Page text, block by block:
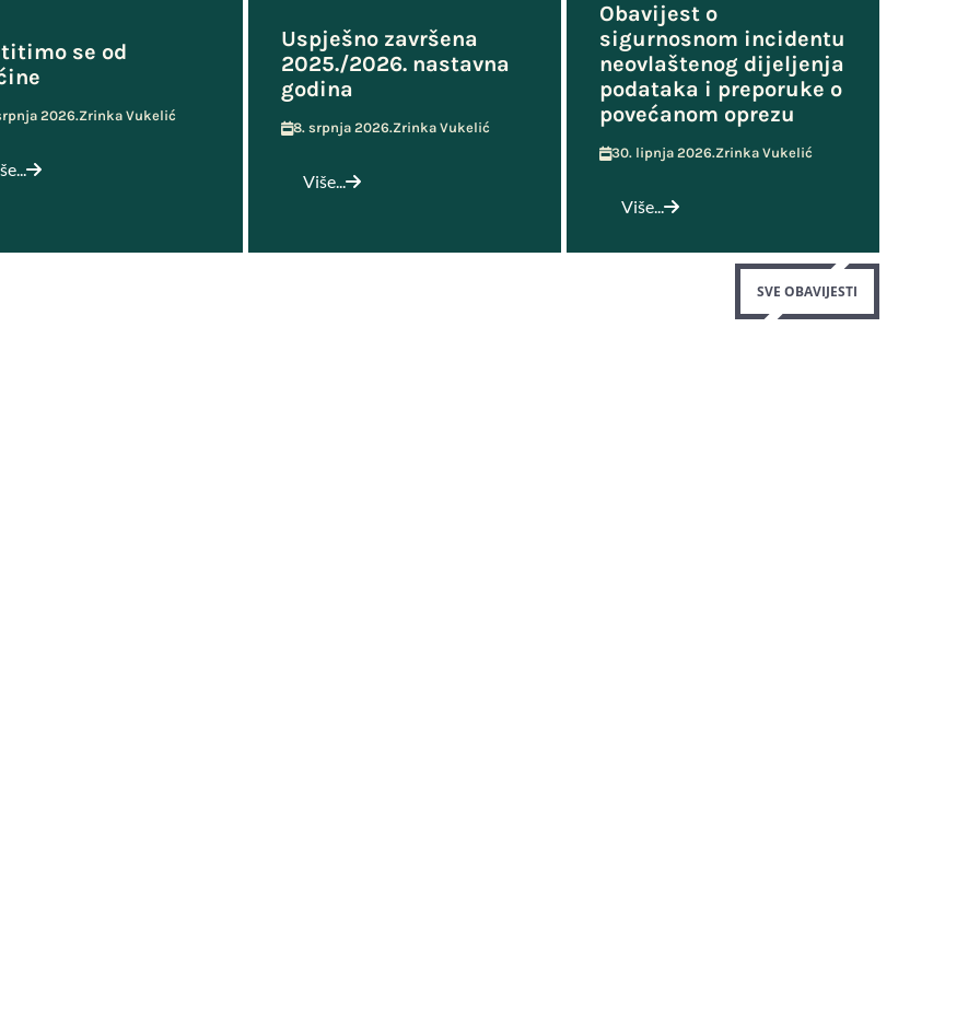
se od
2026.Zrinka Vukelić
Uspješno završena
2025./2026. nastavna
godina
8. srpnja 2026.Zrinka Vukelić
Više...
Obavijest o
sigurnosnom incidentu
neovlaštenog dijeljenja
podataka i preporuke o
povećanom oprezu
30. lipnja 2026.Zrinka Vukelić
Više...
SVE OBAVIJESTI